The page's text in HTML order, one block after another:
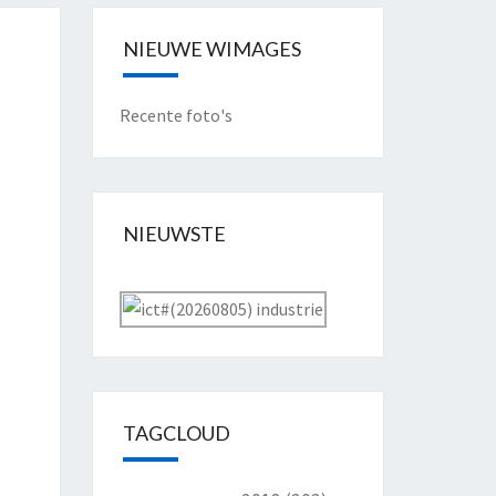
NIEUWE WIMAGES
Recente foto's
NIEUWSTE
TAGCLOUD